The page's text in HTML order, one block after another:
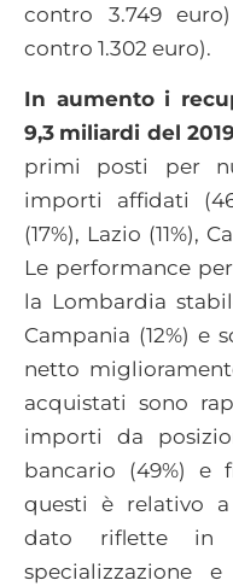
contro 3.749
contro 1.302 euro).
In aumento i
9,3 miliardi del
primi posti per
importi affidati
(17%), Lazio (11%),
Le performance
la Lombardia
Campania (12%) e
netto
acquistati sono
importi da
bancario (49%) e
questi è relativo a
dato riflette in
specializzazione